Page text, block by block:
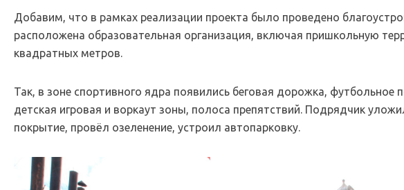
Добавим, что в рамках реализации проекта было проведено
расположена образовательная организация, включая пришкольную
квадратных метров.
Так, в зоне спортивного ядра появились беговая дорожка,
детская игровая и воркаут зоны, полоса препятствий. Подрядчик
покрытие, провёл озеленение, устроил автопарковку.